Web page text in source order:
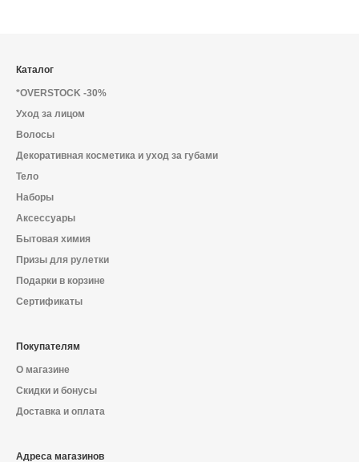
Политика конфиденциальности
Контактная информация
+7 (996) 962 69 66
Телефон Whats’APP
Каталог
*OVERSTOCK -30%
Уход за лицом
Волосы
Декоративная косметика и уход за губами
Тело
Наборы
Аксессуары
Бытовая химия
Призы для рулетки
Подарки в корзине
Сертификаты
Покупателям
О магазине
Скидки и бонусы
Доставка и оплата
Адреса магазинов